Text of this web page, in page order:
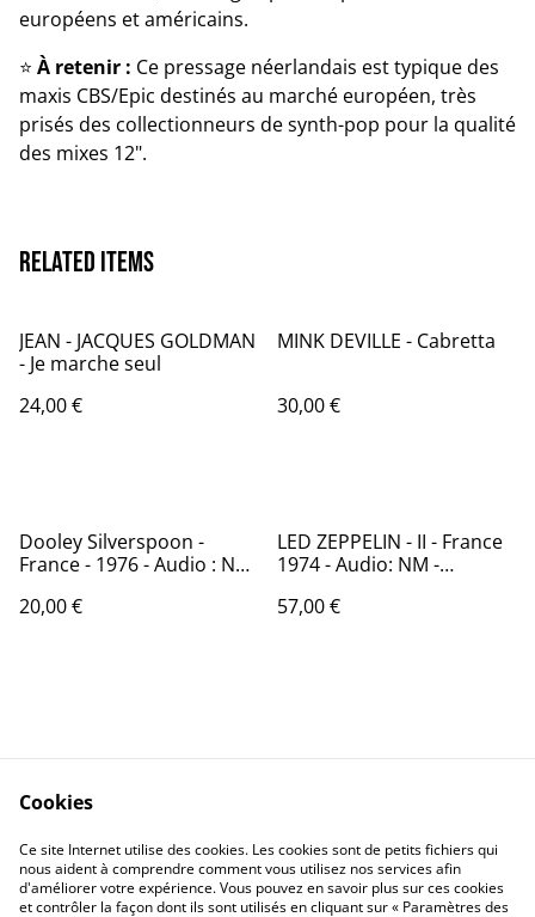
européens et américains.
⭐ À retenir : Ce pressage néerlandais est typique des
maxis CBS/Epic destinés au marché européen, très
prisés des collectionneurs de synth-pop pour la qualité
des mixes 12".
Related items
JEAN - JACQUES GOLDMAN
- Je marche seul
24,00 €
MINK DEVILLE - Cabretta
30,00 €
Dooley Silverspoon -
France - 1976 - Audio : NM
20,00 €
LED ZEPPELIN - II - France
1974 - Audio: NM -
57,00 €
Politique de
confidentialité
Politique de cookies
Calendrier:
Cookies
Ce site Internet utilise des cookies. Les cookies sont de petits fichiers qui
nous aident à comprendre comment vous utilisez nos services afin
d'améliorer votre expérience. Vous pouvez en savoir plus sur ces cookies
et contrôler la façon dont ils sont utilisés en cliquant sur « Paramètres des